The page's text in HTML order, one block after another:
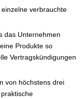
verbrauchte
das Unternehmen
Produkte so
Vertragskündigungen
von höchstens drei